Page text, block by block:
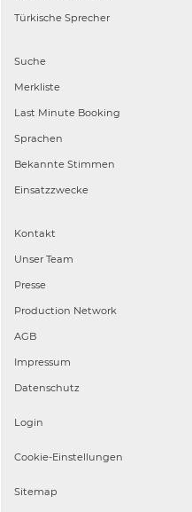
Türkische Sprecher
Suche
Merkliste
Last Minute Booking
Sprachen
Bekannte Stimmen
Einsatzzwecke
Kontakt
Unser Team
Presse
Production Network
AGB
Impressum
Datenschutz
Login
Cookie-Einstellungen
Sitemap